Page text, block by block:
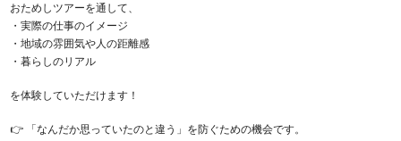
おためしツアーを通して、
・実際の仕事のイメージ
・地域の雰囲気や人の距離感
・暮らしのリアル
を体験していただけます！
👉 「なんだか思っていたのと違う」を防ぐための機会です。